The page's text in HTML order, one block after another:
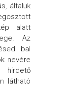
általuk
alatt
Az
bal
nevére
hirdető
látható